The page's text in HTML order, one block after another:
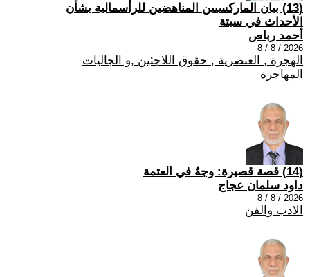
(13) بيان الماركسيين المناهضين للرأسمالية بشأن
الأحداث في سبتة
أحمد رباص
2026 / 8 / 8
الهجرة , العنصرية , حقوق اللاجئين ,و الجاليات
المهاجرة
(14) قصة قصيرة: وجهٌ في العتمة
داود سلمان عجاج
2026 / 8 / 8
الادب والفن